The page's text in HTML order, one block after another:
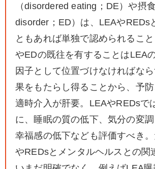
（disordered eating；DE）や摂
disorder；ED）は、LEAやREDs
ともあれば単独で認められるこ
やEDの既往を有することはLEA
因子として位置づけなければな
果をもたらし得ることから、予防
適時介入が肝要。LEAやREDsで
に、睡眠の質の低下、気分の変調
幸福感の低下なども評価すべき
やREDsとメンタルヘルスとの関